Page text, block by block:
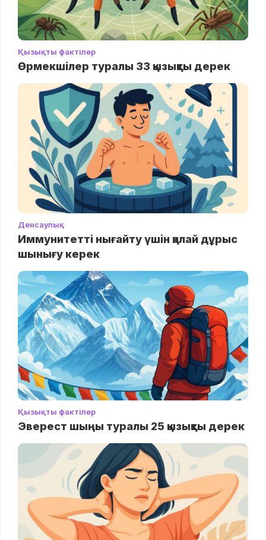
Қызықты фактілер
Өрмекшілер туралы 33 қызықты дерек
Денсаулық
Иммунитетті нығайту үшін қалай дұрыс
шынығу керек
Қызықты фактілер
Эверест шыңы туралы 25 қызықты дерек